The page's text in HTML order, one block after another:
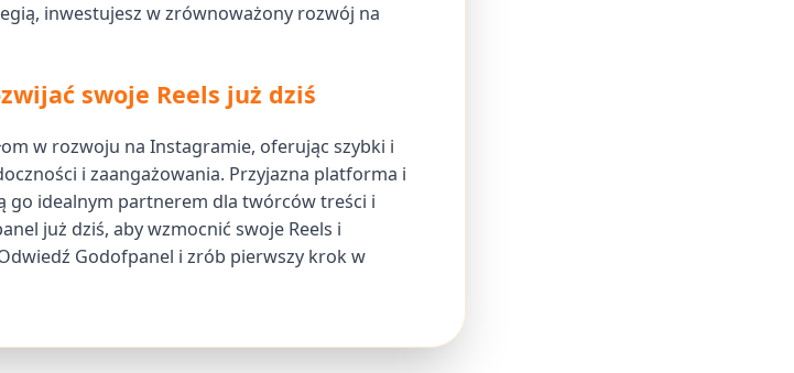
inwestujesz w zrównoważony rozwój na
swoje Reels już dziś
w rozwoju na Instagramie, oferując szybki i
i zaangażowania. Przyjazna platforma i
go idealnym partnerem dla twórców treści i
już dziś, aby wzmocnić swoje Reels i
Godofpanel i zrób pierwszy krok w